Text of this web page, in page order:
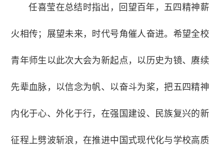
任喜莹在总结时指出，回望百年，五四精神薪
火相传；展望未来，时代号角催人奋进。希望全校
青年师生以此次大会为新起点，以历史为镜、赓续
先辈血脉，以信念为帆、以奋斗为桨，把五四精神
内化于心、外化于行，在强国建设、民族复兴的新
征程上劈波斩浪，在推进中国式现代化与学校高质